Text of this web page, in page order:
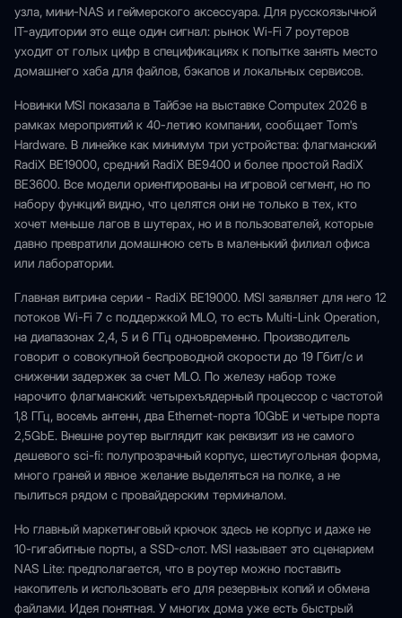
узла, мини-NAS и геймерского аксессуара. Для русскоязычной
IT-аудитории это еще один сигнал: рынок Wi-Fi 7 роутеров
уходит от голых цифр в спецификациях к попытке занять место
домашнего хаба для файлов, бэкапов и локальных сервисов.
Новинки MSI показала в Тайбэе на выставке Computex 2026 в
рамках мероприятий к 40-летию компании, сообщает Tom's
Hardware. В линейке как минимум три устройства: флагманский
RadiX BE19000, средний RadiX BE9400 и более простой RadiX
BE3600. Все модели ориентированы на игровой сегмент, но по
набору функций видно, что целятся они не только в тех, кто
хочет меньше лагов в шутерах, но и в пользователей, которые
давно превратили домашнюю сеть в маленький филиал офиса
или лаборатории.
Главная витрина серии - RadiX BE19000. MSI заявляет для него 12
потоков Wi-Fi 7 с поддержкой MLO, то есть Multi-Link Operation,
на диапазонах 2,4, 5 и 6 ГГц одновременно. Производитель
говорит о совокупной беспроводной скорости до 19 Гбит/с и
снижении задержек за счет MLO. По железу набор тоже
нарочито флагманский: четырехъядерный процессор с частотой
1,8 ГГц, восемь антенн, два Ethernet-порта 10GbE и четыре порта
2,5GbE. Внешне роутер выглядит как реквизит из не самого
дешевого sci-fi: полупрозрачный корпус, шестиугольная форма,
много граней и явное желание выделяться на полке, а не
пылиться рядом с провайдерским терминалом.
Но главный маркетинговый крючок здесь не корпус и даже не
10-гигабитные порты, а SSD-слот. MSI называет это сценарием
NAS Lite: предполагается, что в роутер можно поставить
накопитель и использовать его для резервных копий и обмена
файлами. Идея понятная. У многих дома уже есть быстрый